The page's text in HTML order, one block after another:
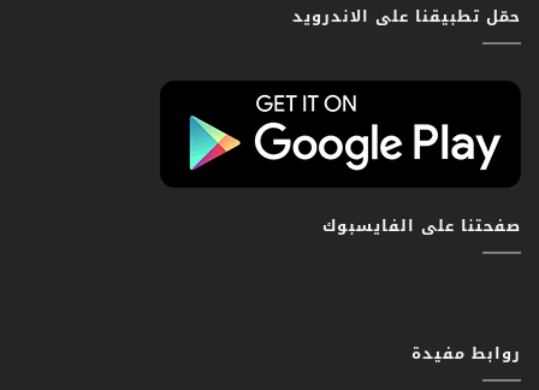
حمّل تطبيقنا على الاندرويد
صفحتنا على الفايسبوك
روابط مفيدة